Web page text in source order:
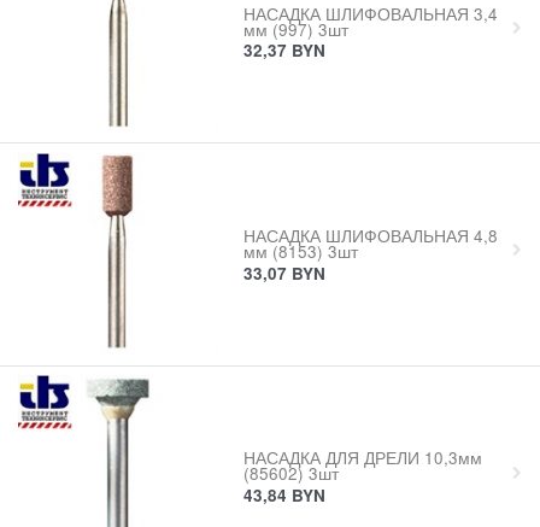
НАСАДКА ШЛИФОВАЛЬНАЯ 3,4
мм (997) 3шт
32,37 BYN
НАСАДКА ШЛИФОВАЛЬНАЯ 4,8
мм (8153) 3шт
33,07 BYN
НАСАДКА ДЛЯ ДРЕЛИ 10,3мм
(85602) 3шт
43,84 BYN